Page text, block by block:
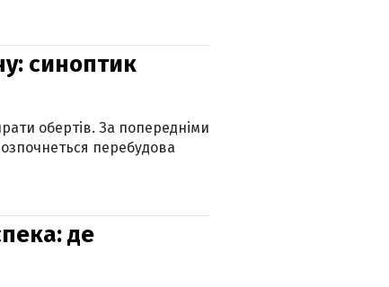
синоптик
обертів. За попередніми
перебудова
де